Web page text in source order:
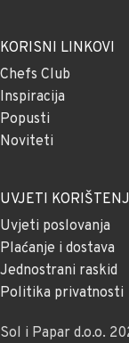
KORISNI LINKOVI
Chefs Club
Inspiracija
Popusti
Noviteti
UVJETI
Uvjeti poslovanja
Plaćanje i dostava
Jednostrani raskid
Politika privatnosti
Sol i Papar d.o.o.